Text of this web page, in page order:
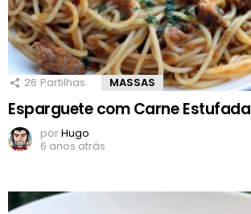
26 Partilhas MASSAS
Esparguete com Carne Estufada
porHugo
6 anos atrás